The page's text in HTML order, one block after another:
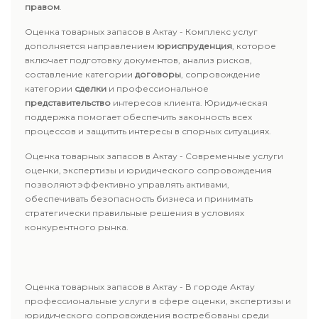
правом.
Оценка товарных запасов в Актау - Комплекс услуг
дополняется направлением юриспруденция, которое
включает подготовку документов, анализ рисков,
составление категории договоры, сопровождение
категории сделки и профессиональное
представительство интересов клиента. Юридическая
поддержка помогает обеспечить законность всех
процессов и защитить интересы в спорных ситуациях.
Оценка товарных запасов в Актау - Современные услуги
оценки, экспертизы и юридического сопровождения
позволяют эффективно управлять активами,
обеспечивать безопасность бизнеса и принимать
стратегически правильные решения в условиях
конкурентного рынка.
Оценка товарных запасов в Актау - В городе Актау
профессиональные услуги в сфере оценки, экспертизы и
юридического сопровождения востребованы среди